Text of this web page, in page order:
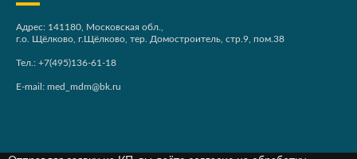
Адрес: 141180, Московская обл.,
г.о. Щёлково, г.Щёлково, тер. Домостроитель, стр.9, пом.38
Тел.: +7(495)136-61-18
E-mail: med_mdm@bk.ru